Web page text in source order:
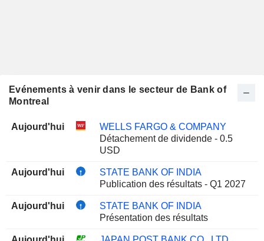
Evénements à venir dans le secteur de Bank of
Montreal
Aujourd'hui
WELLS FARGO & COMPANY
Détachement de dividende - 0.5
USD
Aujourd'hui
STATE BANK OF INDIA
Publication des résultats - Q1 2027
Aujourd'hui
STATE BANK OF INDIA
Présentation des résultats